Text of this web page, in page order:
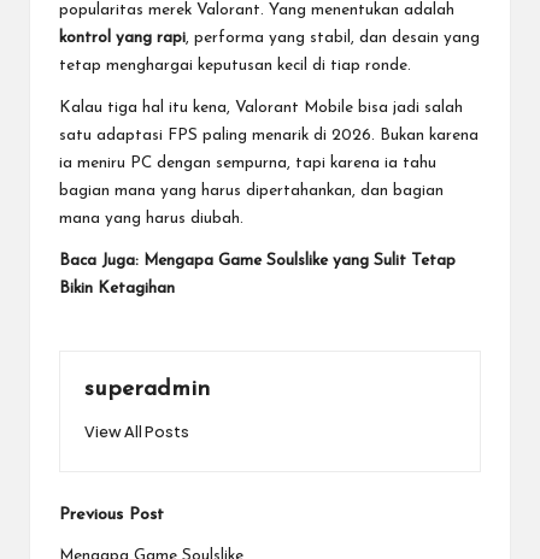
popularitas merek Valorant. Yang menentukan adalah
kontrol yang rapi, performa yang stabil, dan desain yang
tetap menghargai keputusan kecil di tiap ronde.
Kalau tiga hal itu kena, Valorant Mobile bisa jadi salah
satu adaptasi FPS paling menarik di 2026. Bukan karena
ia meniru PC dengan sempurna, tapi karena ia tahu
bagian mana yang harus dipertahankan, dan bagian
mana yang harus diubah.
Baca Juga: Mengapa Game Soulslike yang Sulit Tetap
Bikin Ketagihan
superadmin
View All Posts
Post
Previous Post